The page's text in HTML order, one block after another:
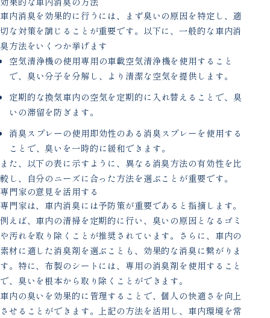
車内消臭を効果的に行うには、まず臭いの原因を特定し、適
切な対策を講じることが重要です。以下に、一般的な車内消
臭方法をいくつか挙げます
空気清浄機の使用専用の車載空気清浄機を使用すること
で、臭い分子を分解し、より清潔な空気を提供します。
定期的な換気車内の空気を定期的に入れ替えることで、臭
いの滞留を防ぎます。
消臭スプレーの使用即効性のある消臭スプレーを使用する
ことで、臭いを一時的に緩和できます。
また、以下の表に示すように、異なる消臭方法の有効性を比
較し、自分のニーズに合った方法を選ぶことが重要です。
専門家の意見を活用する
専門家は、車内消臭には予防策が重要であると指摘します。
例えば、車内の清掃を定期的に行い、臭いの原因となるゴミ
や汚れを取り除くことが推奨されています。さらに、車内の
素材に適した消臭剤を選ぶことも、効果的な消臭に繋がりま
す。特に、布製のシートには、専用の消臭剤を使用すること
で、臭いを根本から取り除くことができます。
車内の臭いを効果的に管理することで、個人の快適さを向上
させることができます。上記の方法を活用し、車内環境を常